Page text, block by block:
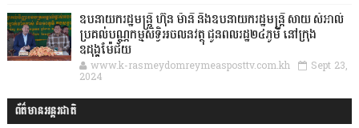
ឧបនាយករដ្ឋមន្ដ្រី ហ៊ុន ម៉ានី និងឧបនាយករដ្ឋមន្ដ្រី សាយ សំអាល់
ប្រគល់បណ្ណកម្មសិទ្ធិអចលនវត្ថុ ជូនពលរដ្ឋ២៤ភូមិ នៅក្រុង
ឧដុង្គម៉ែជ័យ
www.k-rasmeydomreymeasposttv.com.kh Sept 23,
2024
ព័ត៌មានអន្តរជាតិ